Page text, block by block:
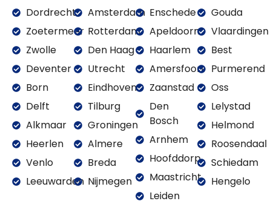
Dordrecht
Zoetermeer
Zwolle
Deventer
Born
Delft
Alkmaar
Heerlen
Venlo
Leeuwarden
Amsterdam
Rotterdam
Den Haag
Utrecht
Eindhoven
Tilburg
Groningen
Almere
Breda
Nijmegen
Enschede
Apeldoorn
Haarlem
Amersfoort
Zaanstad
Den
Bosch
Arnhem
Hoofddorp
Maastricht
Leiden
Gouda
Vlaardingen
Best
Purmerend
Oss
Lelystad
Helmond
Roosendaal
Schiedam
Hengelo